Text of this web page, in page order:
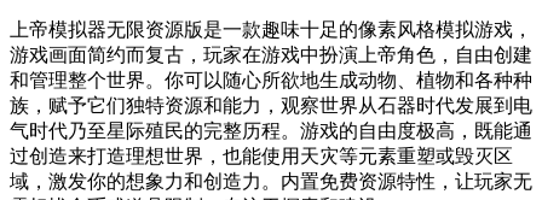
上帝模拟器无限资源版是一款趣味十足的像素风格模拟游戏，
游戏画面简约而复古，玩家在游戏中扮演上帝角色，自由创建
和管理整个世界。你可以随心所欲地生成动物、植物和各种种
族，赋予它们独特资源和能力，观察世界从石器时代发展到电
气时代乃至星际殖民的完整历程。游戏的自由度极高，既能通
过创造来打造理想世界，也能使用天灾等元素重塑或毁灭区
域，激发你的想象力和创造力。内置免费资源特性，让玩家无